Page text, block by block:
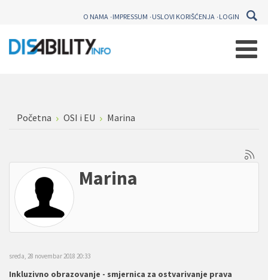
O NAMA IMPRESSUM USLOVI KORIŠĆENJA LOGIN
Početna OSI i EU Marina
Marina
sreda, 28 novembar 2018 20:33
Inkluzivno obrazovanje - smjernica za ostvarivanje prava